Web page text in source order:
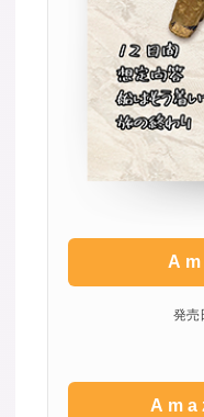
発売